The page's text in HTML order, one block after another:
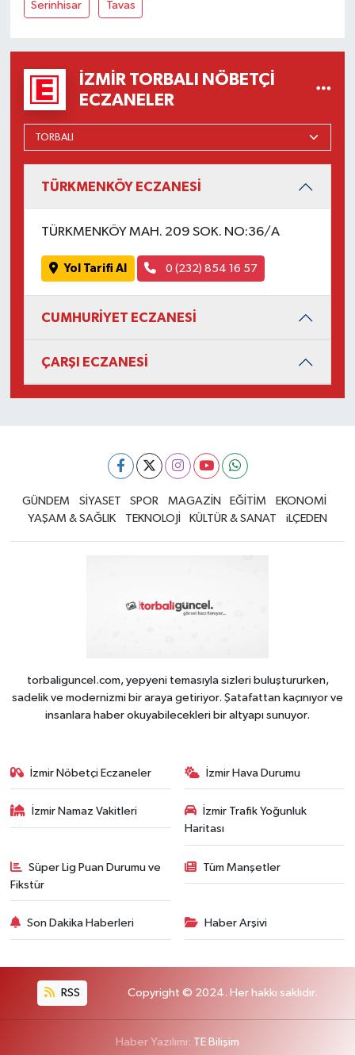
Serinhisar Tavas
İZMIR TORBALI NÖBETÇI
ECZANELER
TÜRKMENKÖY ECZANESİ
TÜRKMENKÖY MAH. 209 SOK. NO:36/A
Yol Tarifi Al 0 (232) 854 16 57
CUMHURİYET ECZANESİ
ÇARŞI ECZANESİ
GÜNDEM SİYASET SPOR MAGAZİN EĞİTİM
EKONOMİ
YAŞAM & SAĞLIK
TEKNOLOJİ KÜLTÜR & SANAT iLÇEDEN
torbaliguncel.com, yepyeni temasıyla sizleri buluştururken,
sadelik ve modernizmi bir araya getiriyor. Şatafattan kaçınıyor ve
insanlara haber okuyabilecekleri bir altyapı sunuyor.
İzmir Nöbetçi Eczaneler İzmir Hava Durumu
İzmir Namaz Vakitleri
İzmir Trafik Yoğunluk
Haritası
Süper Lig Puan Durumu ve
Fikstür
Tüm Manşetler
Son Dakika Haberleri Haber Arşivi
RSS Copyright © 2024. Her hakkı saklıdır.
Haber Yazılımı: TE Bilişim